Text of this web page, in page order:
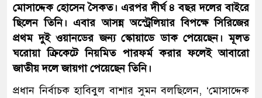
মোসাদ্দেক হোসেন সৈকত। এরপর দীর্ঘ ৪ বছর দলের বাইরে
ছিলেন তিনি। এবার আসন্ন অস্ট্রেলিয়ার বিপক্ষে সিরিজের
প্রথম দুই ওয়ানডের জন্য স্কোয়াডে ডাক পেয়েছেন। মূলত
ঘরোয়া ক্রিকেটে নিয়মিত পারফর্ম করার ফলেই আবারো
জাতীয় দলে জায়গা পেয়েছেন তিনি।
প্রধান নির্বাচক হাবিবুল বাশার সুমন বলছিলেন, ‘মোসাদ্দেক